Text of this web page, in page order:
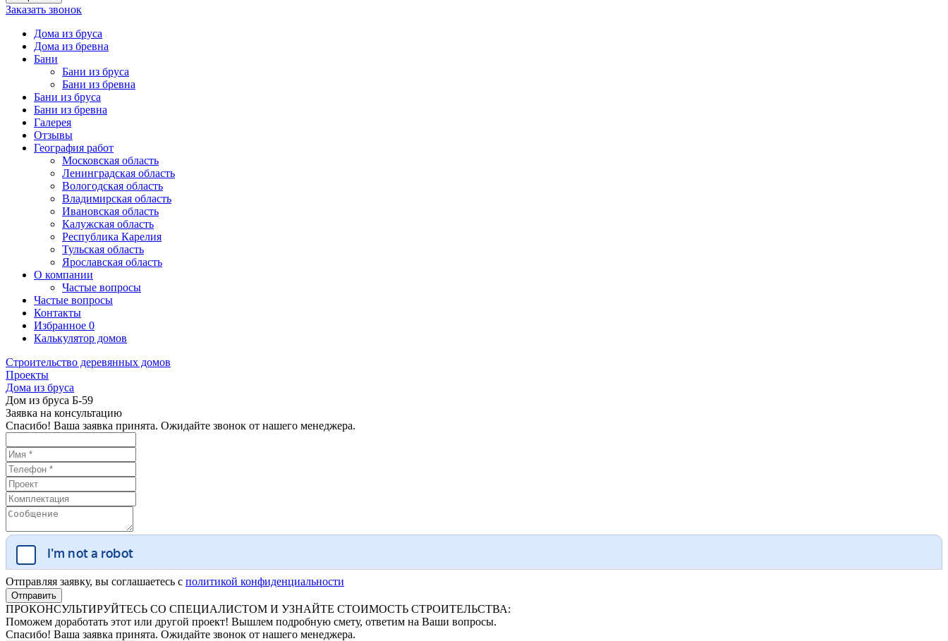
Заказать звонок
Дома из бруса
Дома из бревна
Бани
Бани из бруса
Бани из бревна
Бани из бруса
Бани из бревна
Галерея
Отзывы
География работ
Московская область
Ленинградская область
Вологодская область
Владимирская область
Ивановская область
Калужская область
Республика Карелия
Тульская область
Ярославская область
О компании
Частые вопросы
Частые вопросы
Контакты
Избранное 0
Калькулятор домов
Строительство деревянных домов
Проекты
Дома из бруса
Дом из бруса Б-59
Заявка на консультацию
Спасибо! Ваша заявка принята. Ожидайте звонок от нашего менеджера.
Отправляя заявку, вы соглашаетесь с политикой конфиденциальности
ПРОКОНСУЛЬТИРУЙТЕСЬ СО СПЕЦИАЛИСТОМ И УЗНАЙТЕ СТОИМОСТЬ СТРОИТЕЛЬСТВА:
Поможем доработать этот или другой проект! Вышлем подробную смету, ответим на Ваши вопросы.
Спасибо! Ваша заявка принята. Ожидайте звонок от нашего менеджера.